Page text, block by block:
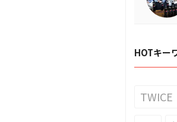
HOTキー
TWICE